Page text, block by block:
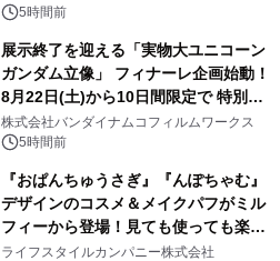
5時間前
展示終了を迎える「実物大ユニコーン
ガンダム立像」 フィナーレ企画始動！
8月22日(土)から10日間限定で 特別映
像『UNICORN GUNDAM Statue ―
BEYOND POSSIBILITY ―』を上映！
株式会社バンダイナムコフィルムワークス
5時間前
『おぱんちゅうさぎ』『んぽちゃむ』
デザインのコスメ＆メイクパフがミル
フィーから登場！見ても使っても楽し
い、ポップでキュートなコレクショ
ライフスタイルカンパニー株式会社